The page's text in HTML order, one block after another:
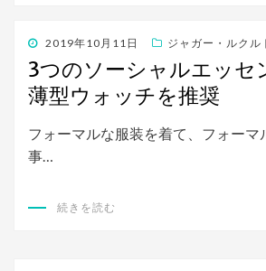
投
稿
日:
2019年10月11日 ジャガー・ルクル
3つのソーシャルエッセ
薄型ウォッチを推奨
フォーマルな服装を着て、フォーマ
事…
続きを読む